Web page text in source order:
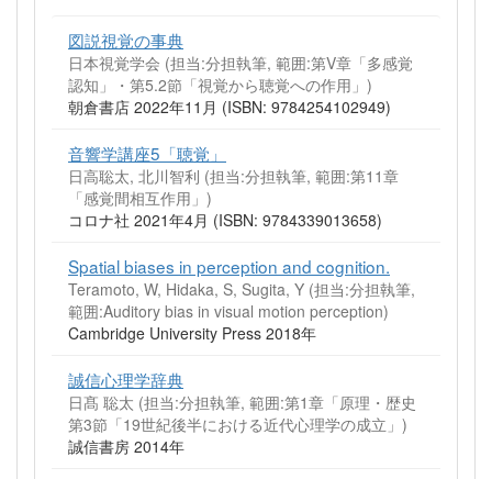
図説視覚の事典
日本視覚学会 (担当:分担執筆, 範囲:第V章「多感覚
認知」・第5.2節「視覚から聴覚への作用」)
朝倉書店 2022年11月 (ISBN: 9784254102949)
音響学講座5「聴覚」
日高聡太, 北川智利 (担当:分担執筆, 範囲:第11章
「感覚間相互作用」)
コロナ社 2021年4月 (ISBN: 9784339013658)
Spatial biases in perception and cognition.
Teramoto, W, Hidaka, S, Sugita, Y (担当:分担執筆,
範囲:Auditory bias in visual motion perception)
Cambridge University Press 2018年
誠信心理学辞典
日髙 聡太 (担当:分担執筆, 範囲:第1章「原理・歴史
第3節「19世紀後半における近代心理学の成立」)
誠信書房 2014年